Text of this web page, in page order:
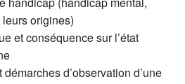
origines)
et conséquence sur l’état
d’observation d’une